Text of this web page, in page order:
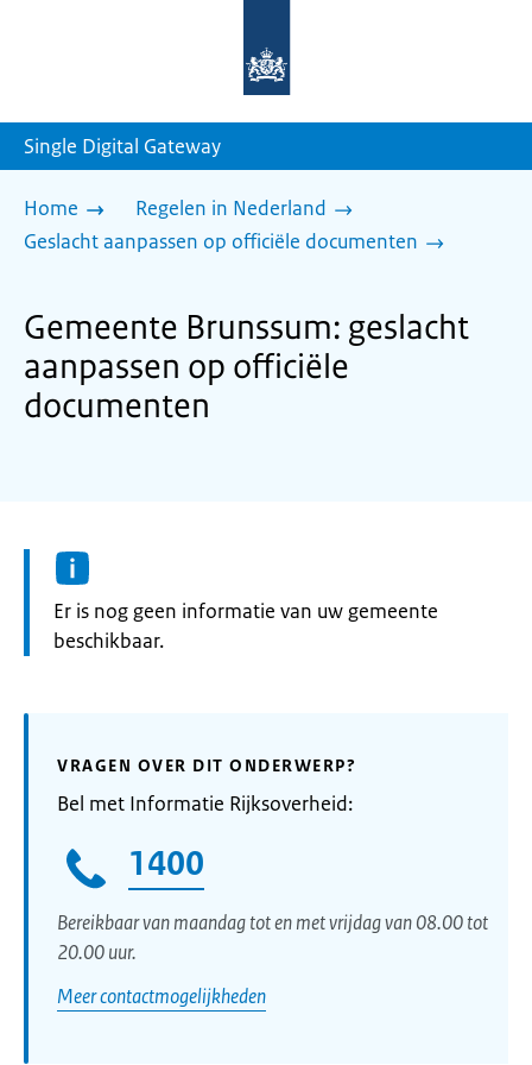
homepage
Single Digital Gateway
Home
Regelen in Nederland
Geslacht aanpassen op officiële documenten
Gemeente Brunssum: geslacht
aanpassen op officiële
documenten
Informatie:
Er is nog geen informatie van uw gemeente
beschikbaar.
VRAGEN OVER DIT ONDERWERP?
Bel met Informatie Rijksoverheid:
1400
Bereikbaar van maandag tot en met vrijdag van 08.00 tot
20.00 uur.
Meer contactmogelijkheden